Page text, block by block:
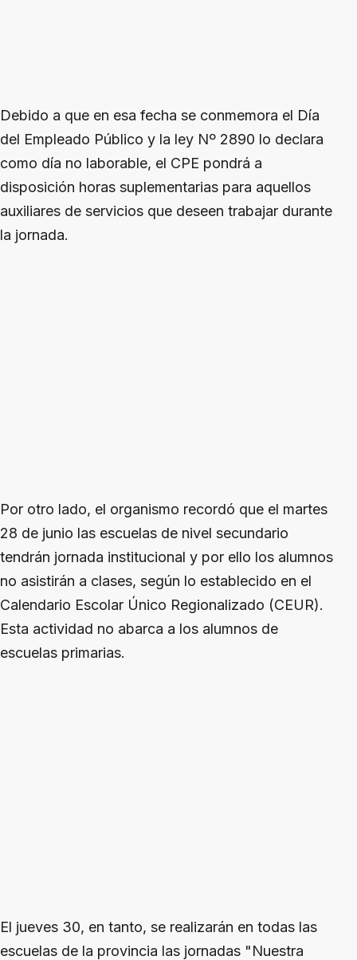
Debido a que en esa fecha se conmemora el Día
del Empleado Público y la ley Nº 2890 lo declara
como día no laborable, el CPE pondrá a
disposición horas suplementarias para aquellos
auxiliares de servicios que deseen trabajar durante
la jornada.
Por otro lado, el organismo recordó que el martes
28 de junio las escuelas de nivel secundario
tendrán jornada institucional y por ello los alumnos
no asistirán a clases, según lo establecido en el
Calendario Escolar Único Regionalizado (CEUR).
Esta actividad no abarca a los alumnos de
escuelas primarias.
El jueves 30, en tanto, se realizarán en todas las
escuelas de la provincia las jornadas "Nuestra